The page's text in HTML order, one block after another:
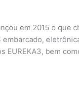
em 2015 o que
EUREKA3, bem